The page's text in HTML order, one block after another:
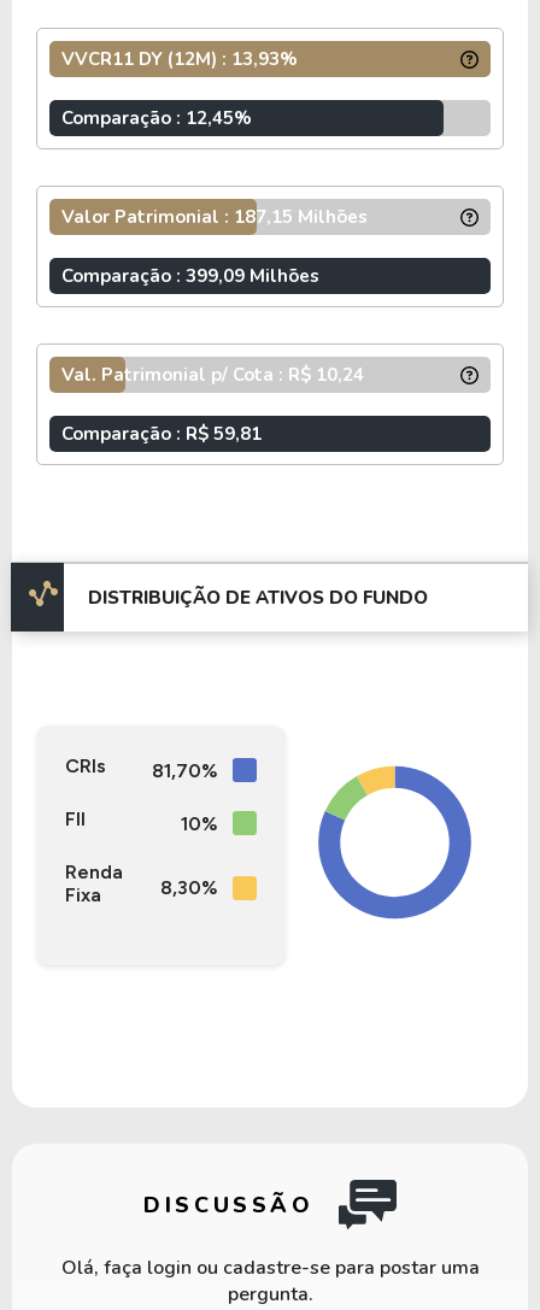
23.120.027/0001-13, é um fundo imobiliário do
tipo Fundo de Papel e do segmento
Títulos e
atualmente um total de 18.278.958 cotas que
estão divididas entre 2.055 cotistas.
O fundo VVCR11 cobra 0,90% a.a de taxa de
administração e possui atualmente um P/VP
(preço sobre valor patrimonial) de 0.86 e um
Dividend Yeld acumulado nos últimos 12 meses
Os fundos de papel são aqueles que não realizam
papéis relacionados ao mercado imobiliário, como
as Letras de Crédito Hipotecário (LCI), as Letras
fundos imobiliários.
VVCR11 DY (12M) : 13,93%
Comparação : 12,45%
Valor Patrimonial : 187,15 Milhões
Comparação : 399,09 Milhões
Val. Patrimonial p/ Cota : R$ 10,24
Comparação : R$ 59,81
DISTRIBUIÇÃO DE ATIVOS DO FUNDO
CRIs 81,70%
FII 10%
Renda
Fixa
8,30%
DISCUSSÃO
Olá, faça login ou cadastre-se para postar uma
pergunta.